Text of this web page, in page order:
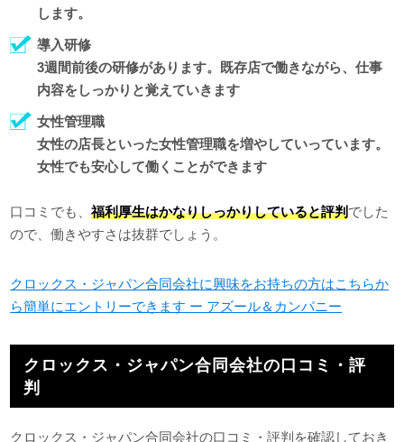
します。
導入研修
3週間前後の研修があります。既存店で働きながら、仕事
内容をしっかりと覚えていきます
女性管理職
女性の店長といった女性管理職を増やしていっています。
女性でも安心して働くことができます
口コミでも、福利厚生はかなりしっかりしていると評判でした
ので、働きやすさは抜群でしょう。
クロックス・ジャパン合同会社に興味をお持ちの方はこちらか
ら簡単にエントリーできます ー アズール＆カンパニー
クロックス・ジャパン合同会社の口コミ・評
判
クロックス・ジャパン合同会社の口コミ・評判を確認しておき